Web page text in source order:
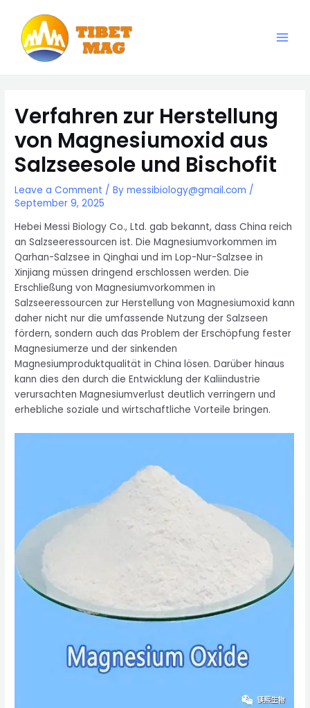
content
Verfahren zur Herstellung
von Magnesiumoxid aus
Salzseesole und Bischofit
Leave a Comment / Bymessibiology@gmail.com /
September 9, 2025
Hebei Messi Biology Co., Ltd. gab bekannt, dass China reich
an Salzseeressourcen ist. Die Magnesiumvorkommen im
Qarhan-Salzsee in Qinghai und im Lop-Nur-Salzsee in
Xinjiang müssen dringend erschlossen werden. Die
Erschließung von Magnesiumvorkommen in
Salzseeressourcen zur Herstellung von Magnesiumoxid kann
daher nicht nur die umfassende Nutzung der Salzseen
fördern, sondern auch das Problem der Erschöpfung fester
Magnesiumerze und der sinkenden
Magnesiumproduktqualität in China lösen. Darüber hinaus
kann dies den durch die Entwicklung der Kaliindustrie
verursachten Magnesiumverlust deutlich verringern und
erhebliche soziale und wirtschaftliche Vorteile bringen.